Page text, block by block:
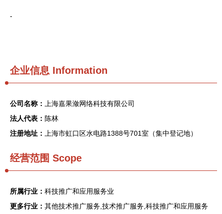
-
企业信息 Information
公司名称：
上海嘉果潋网络科技有限公司
法人代表： 陈林
注册地址：
上海市虹口区水电路1388号701室（集中登记地）
经营范围 Scope
所属行业： 科技推广和应用服务业
更多行业： 其他技术推广服务,技术推广服务,科技推广和应用服务